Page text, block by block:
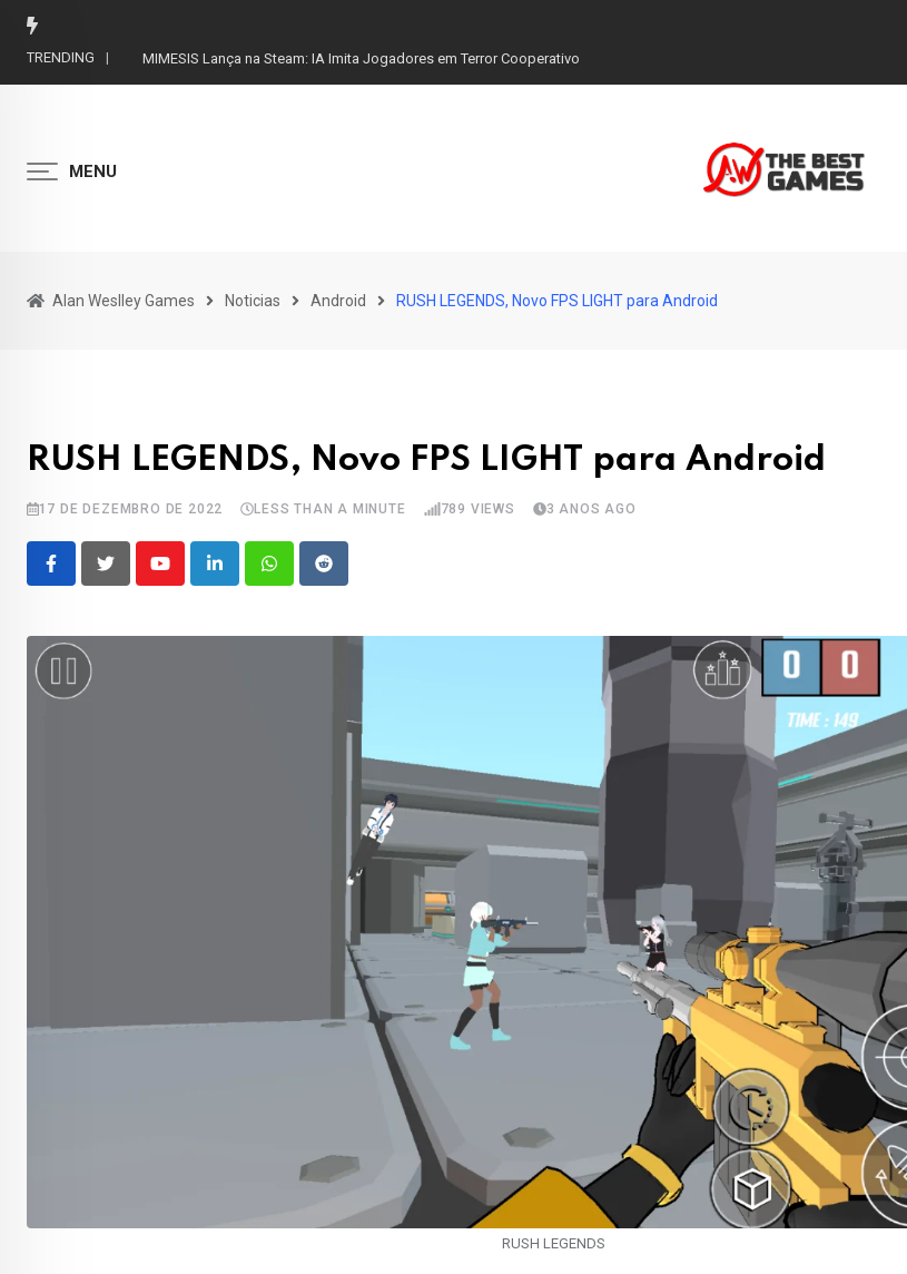
Skip
TRENDING MIMESIS Lança na Steam: IA Imita Jogadores em Terror Cooperativo
MENU
Alan Weslley Games Noticias Android RUSH LEGENDS, Novo FPS LIGHT para Android
RUSH LEGENDS, Novo FPS LIGHT para Android
17 DE DEZEMBRO DE 2022 LESS THAN A MINUTE 789 VIEWS 3 ANOS AGO
YoutubeLinkedInWhatsappReddit
RUSH LEGENDS